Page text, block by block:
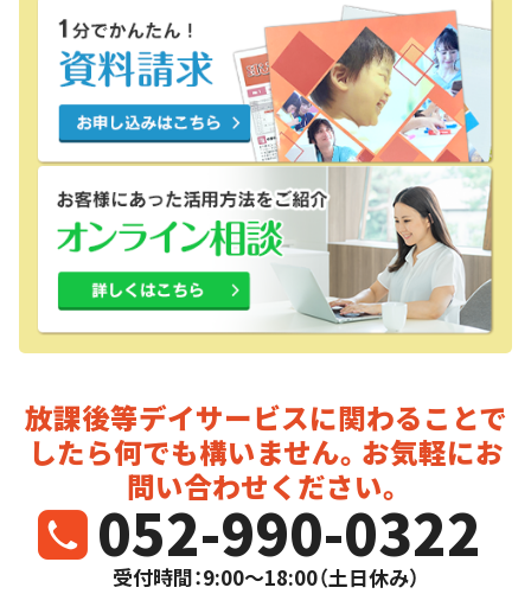
放課後等デイサービスに関わることで
したら何でも構いません。お気軽にお
問い合わせください。
052-990-0322
受付時間：9:00～18:00（土日休み）